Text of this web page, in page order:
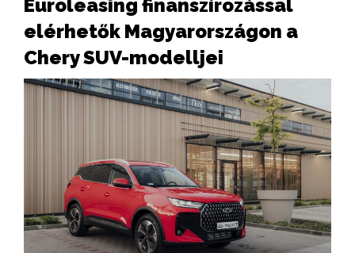
Euroleasing finanszírozással
elérhetők Magyarországon a
Chery SUV-modelljei